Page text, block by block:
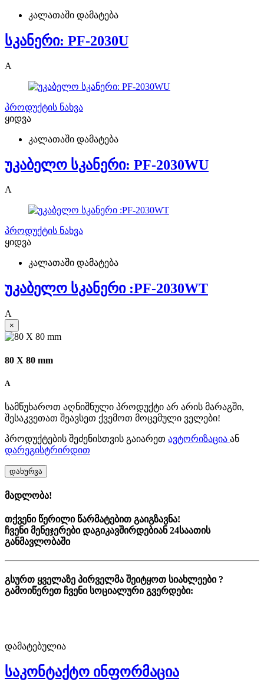
კალათაში დამატება
სკანერი: PF-2030U
A
პროდუქტის ნახვა
ყიდვა
კალათაში დამატება
უკაბელო სკანერი: PF-2030WU
A
პროდუქტის ნახვა
ყიდვა
კალათაში დამატება
უკაბელო სკანერი :PF-2030WT
A
×
80 X 80 mm
A
სამწუხაროთ აღნიშნული პროდუქტი არ არის მარაგში,
შესაკვეთათ შეავსეთ ქვემოთ მოცემული ველები!
პროდუქტების შეძენისთვის გაიარეთ ავტორიზაცია ან
დარეგისტრირდით
დახურვა
მადლობა!
თქვენი წერილი წარმატებით გაიგზავნა!
ჩვენი მენეჯერები დაგიკავშირდებიან 24საათის
განმავლობაში
გსურთ ყველაზე პირველმა შეიტყოთ სიახლეები ?
გამოიწერეთ ჩვენი სოციალური გვერდები:
დამატებულია
საკონტაქტო ინფორმაცია